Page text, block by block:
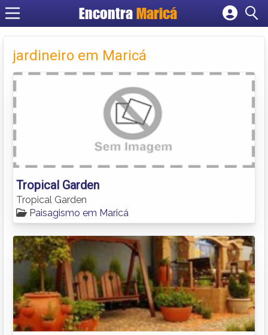
EncontraMaricá
Cadastrar empresa
Criar conta
jardineiro em Maricá
Tropical Garden
Tropical Garden
Paisagismo em Maricá